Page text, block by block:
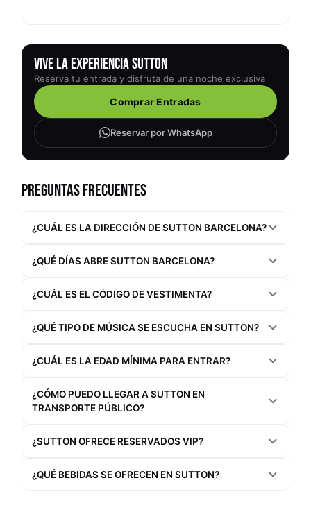
VIVE LA EXPERIENCIA SUTTON
Reserva tu entrada y disfruta de una noche exclusiva
Comprar Entradas
Reservar por WhatsApp
PREGUNTAS FRECUENTES
¿CUÁL ES LA DIRECCIÓN DE SUTTON BARCELONA?
¿QUÉ DÍAS ABRE SUTTON BARCELONA?
¿CUÁL ES EL CÓDIGO DE VESTIMENTA?
¿QUÉ TIPO DE MÚSICA SE ESCUCHA EN SUTTON?
¿CUÁL ES LA EDAD MÍNIMA PARA ENTRAR?
¿CÓMO PUEDO LLEGAR A SUTTON EN
TRANSPORTE PÚBLICO?
¿SUTTON OFRECE RESERVADOS VIP?
¿QUÉ BEBIDAS SE OFRECEN EN SUTTON?